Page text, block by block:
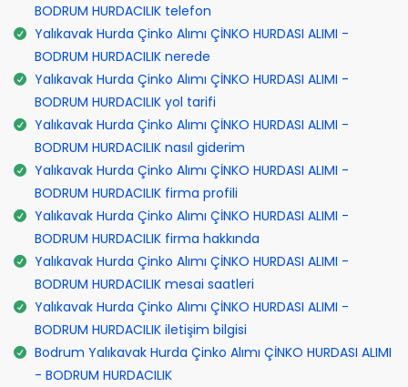
BODRUM HURDACILIK telefon
Yalıkavak Hurda Çinko Alımı ÇİNKO HURDASI ALIMI -
BODRUM HURDACILIK nerede
Yalıkavak Hurda Çinko Alımı ÇİNKO HURDASI ALIMI -
BODRUM HURDACILIK yol tarifi
Yalıkavak Hurda Çinko Alımı ÇİNKO HURDASI ALIMI -
BODRUM HURDACILIK nasıl giderim
Yalıkavak Hurda Çinko Alımı ÇİNKO HURDASI ALIMI -
BODRUM HURDACILIK firma profili
Yalıkavak Hurda Çinko Alımı ÇİNKO HURDASI ALIMI -
BODRUM HURDACILIK firma hakkında
Yalıkavak Hurda Çinko Alımı ÇİNKO HURDASI ALIMI -
BODRUM HURDACILIK mesai saatleri
Yalıkavak Hurda Çinko Alımı ÇİNKO HURDASI ALIMI -
BODRUM HURDACILIK iletişim bilgisi
Bodrum Yalıkavak Hurda Çinko Alımı ÇİNKO HURDASI ALIMI
- BODRUM HURDACILIK